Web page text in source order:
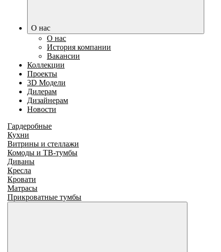
О нас
О нас
История компании
Вакансии
Коллекции
Проекты
3D Модели
Дилерам
Дизайнерам
Новости
Гардеробные
Кухни
Витрины и стеллажи
Комоды и ТВ-тумбы
Диваны
Кресла
Кровати
Матрасы
Прикроватные тумбы